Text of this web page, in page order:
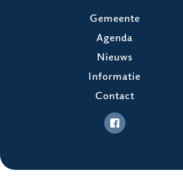
Gemeente
Agenda
Nieuws
Informatie
Contact